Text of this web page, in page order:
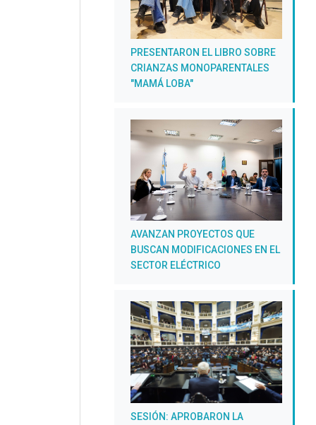
PRESENTARON EL LIBRO SOBRE
CRIANZAS MONOPARENTALES
"MAMÁ LOBA"
AVANZAN PROYECTOS QUE
BUSCAN MODIFICACIONES EN EL
SECTOR ELÉCTRICO
SESIÓN: APROBARON LA